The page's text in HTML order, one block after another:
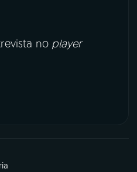
no player